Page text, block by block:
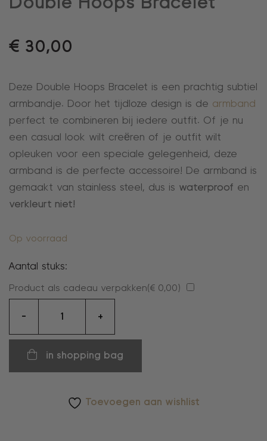
€ 30,00
Deze Double Hoops Bracelet is een prachtig subtiel
armbandje. Door het tijdloze design is de armband
perfect te combineren bij iedere outfit. Of je nu
een casual look wilt creëren of je outfit wilt
opleuken voor een speciale gelegenheid, deze
armband is de perfecte accessoire! De armband is
gemaakt van stainless steel, dus is waterproof en
verkleurt niet!
Op voorraad
Aantal stuks:
Product als cadeau verpakken(€ 0,00)
-
aantal
+
in shopping bag
Toevoegen aan wishlist